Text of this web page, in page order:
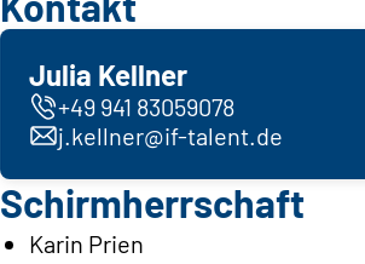
Julia Kellner
+49 941 83059078
j.kellner@if-talent.de
Schirmherrschaft
Karin Prien